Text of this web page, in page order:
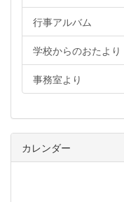
行事アルバム
学校からのおたより
事務室より
カレンダー